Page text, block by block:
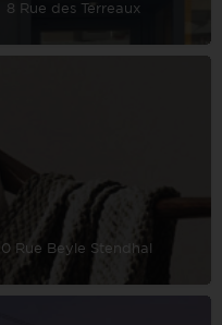
8 Rue des Terreaux
10 Rue Beyle Stendhal